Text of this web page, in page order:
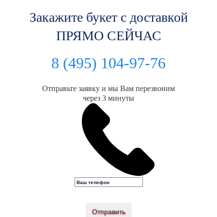
Закажите букет с доставкой
ПРЯМО СЕЙЧАС
8 (495) 104-97-76
Отправьте заявку и мы Вам перезвоним
через 3 минуты
Отправить